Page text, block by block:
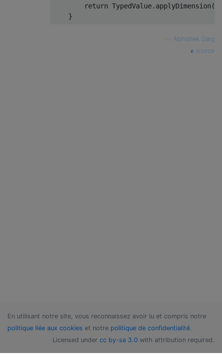
return TypedValue. applyDimension (
}
Abhishek Garg
source
En utilisant notre site, vous reconnaissez avoir lu et compris notre
politique liée aux cookies et notre politique de confidentialité.
Licensed under cc by-sa 3.0 with attribution required.